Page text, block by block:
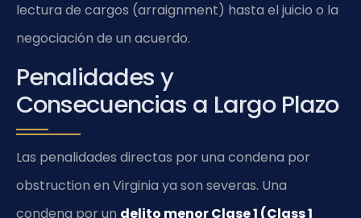
lectura de cargos (arraignment) hasta el juicio o la
negociación de un acuerdo.
Penalidades y
Consecuencias a Largo Plazo
Las penalidades directas por una condena por
obstruction en Virginia ya son severas. Una
condena por un delito menor Clase 1 (Class 1